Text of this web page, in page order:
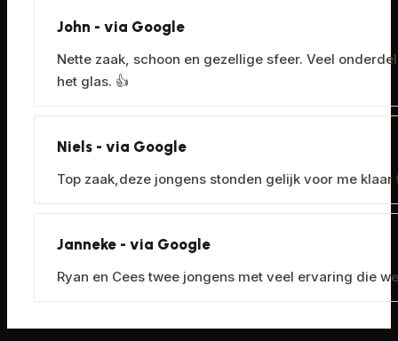
John - via Google
Nette zaak, schoon en gezellige sfeer. Veel
het glas. 👍
Niels - via Google
Top zaak,deze jongens stonden gelijk voor me
Janneke - via Google
Ryan en Cees twee jongens met veel ervaring die